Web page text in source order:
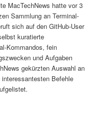
MacTechNews hatte vor 3
Sammlung an Terminal-
sich auf den GitHub-User
kuratierte
Kommandos, fein
und Aufgaben
gekürzten Auswahl an
Befehle